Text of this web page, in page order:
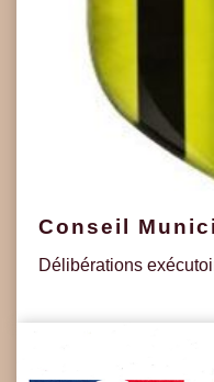
Conseil
Délibérations